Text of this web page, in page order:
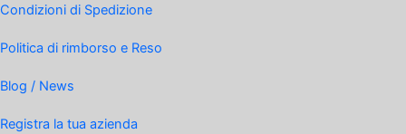
Condizioni di Spedizione
Politica di rimborso e Reso
Blog / News
Registra la tua azienda